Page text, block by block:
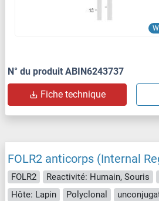
N° du produit ABIN6243737
Fiche technique
FOLR2 anticorps (Internal
FOLR2 Reactivité: Humain, Souris
Hôte: Lapin
Polyclonal